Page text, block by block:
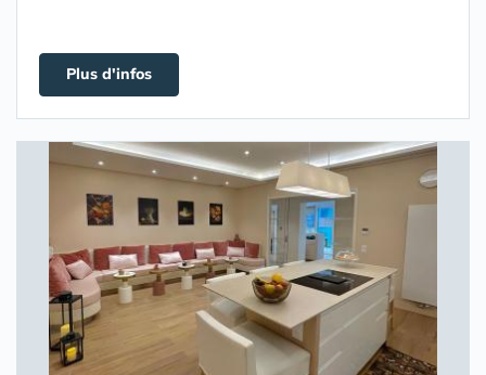
Plus d'infos